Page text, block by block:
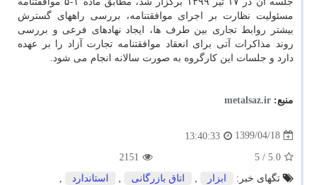
مسئولیت نظارت بر اجرای موافقتنامه، بررسی راههای گسترش
بیشتر روابط تجاری بین طرف ها، ایجاد نهادهای فرعی و بررسی
روند مذاکرات آتی برای انعقاد موافقتنامه تجارت آزاد را بر عهده
دارد و جلسات این کارگروه به صورت سالانه انجام می شود.
منبع: metalsaz.ir
1399/04/18
13:40:33
5.0
/ 5
2151
تگهای خبر:
ابزار , اتاق بازرگانی , استاندارد
,